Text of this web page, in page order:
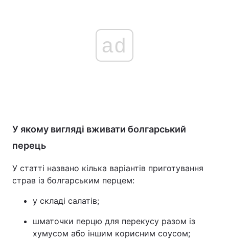
ad
У якому вигляді вживати болгарський
перець
У статті названо кілька варіантів приготування
страв із болгарським перцем:
у складі салатів;
шматочки перцю для перекусу разом із
хумусом або іншим корисним соусом;